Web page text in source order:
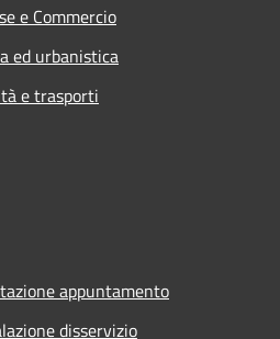
e Commercio
ed urbanistica
e trasporti
appuntamento
disservizio